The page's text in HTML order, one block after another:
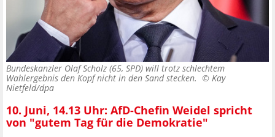
Bundeskanzler Olaf Scholz (65, SPD) will trotz schlechtem
Wahlergebnis den Kopf nicht in den Sand stecken. © Kay
Nietfeld/dpa
10. Juni, 14.13 Uhr: AfD-Chefin Weidel spricht
von "gutem Tag für die Demokratie"